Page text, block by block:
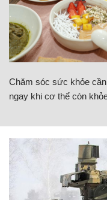
Chăm sóc sức khỏe
ngay khi cơ thể còn